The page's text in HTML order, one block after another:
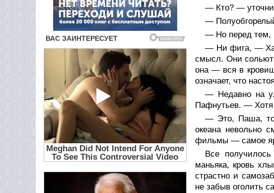
— Кто? —
—
— Но перед тем,
— Ни фига, —
смысл. Они
она — вся в
означает, что
— Недавно на
Пафнутьев. — Хотя
— Это, Паша, то
океана невольно
фильмы — самое
Все
маньяка, кровь
страстно и
не забыв оголить